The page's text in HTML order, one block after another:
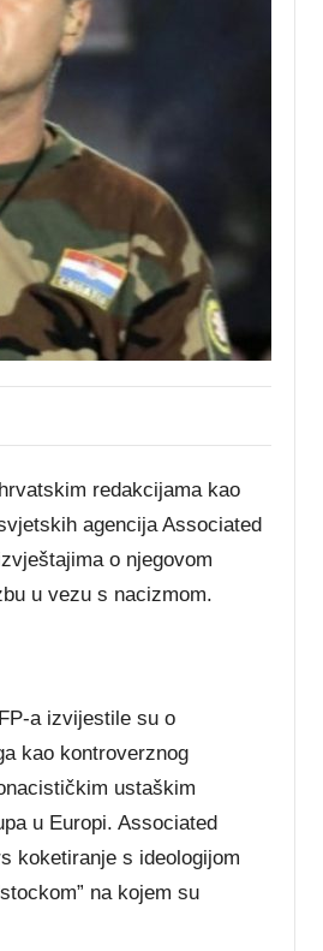
redakcijama kao
agencija Associated
o njegovom
u vezu s nacizmom.
a izvijestile su o
kao kontroverznog
ustaškim
u Europi. Associated
koketiranje s ideologijom
na kojem su